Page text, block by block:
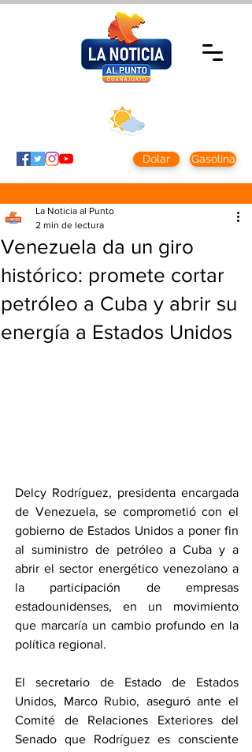
Dolar Gasolina
Venezuela da un giro
histórico: promete cortar
petróleo a Cuba y abrir su
energía a Estados Unidos
La Noticia al Punto
2 min de lectura
Delcy Rodríguez, presidenta encargada
de Venezuela, se comprometió con el
gobierno de Estados Unidos a poner fin
al suministro de petróleo a Cuba y a
abrir el sector energético venezolano a
la participación de empresas
estadounidenses, en un movimiento
que marcaría un cambio profundo en la
política regional.
El secretario de Estado de Estados
Unidos, Marco Rubio, aseguró ante el
Comité de Relaciones Exteriores del
Senado que Rodríguez es consciente